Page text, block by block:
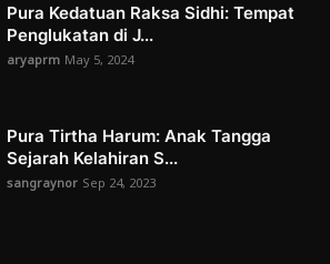
Pura Kedatuan Raksa Sidhi: Tempat
Penglukatan di J...
aryaprm May 5, 2024
Pura Tirtha Harum: Anak Tangga
Sejarah Kelahiran S...
sangraynor Sep 24, 2023